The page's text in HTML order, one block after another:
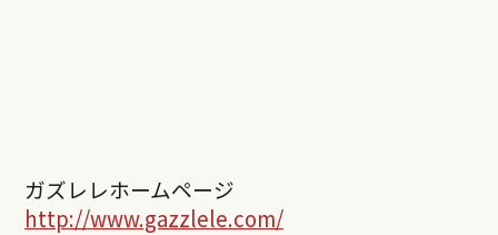
ガズレレホームページ
http://www.gazzlele.com/